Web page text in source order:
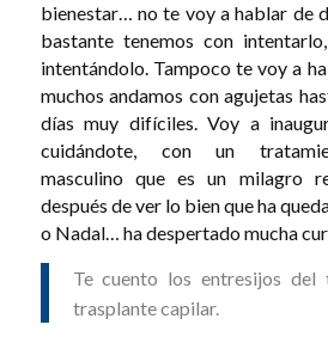
bienestar… no te voy a hablar de
bastante tenemos con
intentándolo. Tampoco te voy a
muchos andamos con agujetas
días muy difíciles. Voy a
cuidándote, con un
masculino que es un milagro
después de ver lo bien que ha
o Nadal… ha despertado mucha
Te cuento los entresijos del
trasplante capilar.